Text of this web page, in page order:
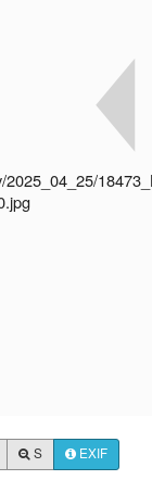
S EXIF